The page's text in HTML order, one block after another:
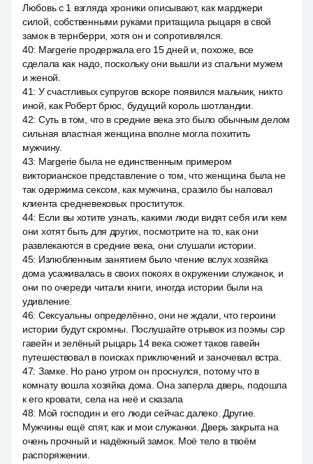
Любовь с 1 взгляда хроники описывают, как марджери
силой, собственными руками притащила рыцаря в свой
замок в тернберри, хотя он и сопротивлялся.
40: Margerie продержала его 15 дней и, похоже, все
сделала как надо, поскольку они вышли из спальни мужем
и женой.
41: У счастливых супругов вскоре появился мальчик, никто
иной, как Роберт брюс, будущий король шотландии.
42: Суть в том, что в средние века это было обычным делом
сильная властная женщина вполне могла похитить
мужчину.
43: Margerie была не единственным примером
викторианское представление о том, что женщина была не
так одержима сексом, как мужчина, сразило бы наповал
клиента средневековых проституток.
44: Если вы хотите узнать, какими люди видят себя или кем
они хотят быть для других, посмотрите на то, как они
развлекаются в средние века, они слушали истории.
45: Излюбленным занятием было чтение вслух хозяйка
дома усаживалась в своих покоях в окружении служанок, и
они по очереди читали книги, иногда истории были на
удивление.
46: Сексуальны определённо, они не ждали, что героини
истории будут скромны. Послушайте отрывок из поэмы сэр
гавейн и зелёный рыцарь 14 века сюжет таков гавейн
путешествовал в поисках приключений и заночевал встра.
47: Замке. Но рано утром он проснулся, потому что в
комнату вошла хозяйка дома. Она заперла дверь, подошла
к его кровати, села на неё и сказала
48: Мой господин и его люди сейчас далеко. Другие.
Мужчины ещё спят, как и мои служанки. Дверь закрыта на
очень прочный и надёжный замок. Моё тело в твоём
распоряжении.